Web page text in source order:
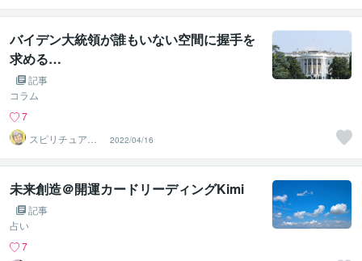
神山 純
バイデン大統領が誰もいない空間に握手を
求める…
記事
コラム
7
スピリチュアル
カウンセラー
神山 純
2022/04/16
未来創造＠開運カードリーディングKimi
記事
占い
7